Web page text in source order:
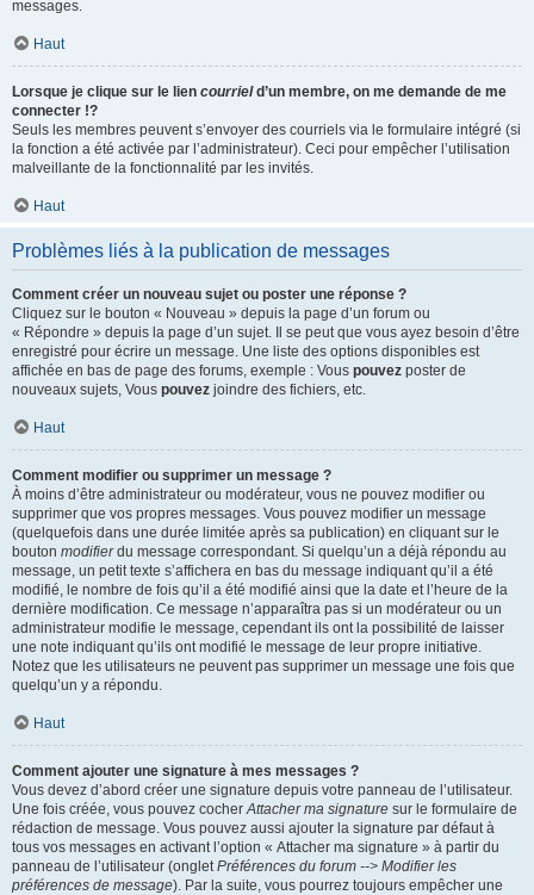
messages.
Haut
Lorsque je clique sur le lien courrield’un membre, on me demande de me
connecter !?
Seuls les membres peuvent s’envoyer des courriels via le formulaire intégré (si
la fonction a été activée par l’administrateur). Ceci pour empêcher l’utilisation
malveillante de la fonctionnalité par les invités.
Haut
Problèmes liés à la publication de messages
Comment créer un nouveau sujet ou poster une réponse ?
Cliquez sur le bouton « Nouveau » depuis la page d’un forum ou
« Répondre » depuis la page d’un sujet. Il se peut que vous ayez besoin d’être
enregistré pour écrire un message. Une liste des options disponibles est
affichée en bas de page des forums, exemple : Vous pouvez poster de
nouveaux sujets, Vous pouvez joindre des fichiers, etc.
Haut
Comment modifier ou supprimer un message ?
À moins d’être administrateur ou modérateur, vous ne pouvez modifier ou
supprimer que vos propres messages. Vous pouvez modifier un message
(quelquefois dans une durée limitée après sa publication) en cliquant sur le
bouton modifierdu message correspondant. Si quelqu’un a déjà répondu au
message, un petit texte s’affichera en bas du message indiquant qu’il a été
modifié, le nombre de fois qu’il a été modifié ainsi que la date et l’heure de la
dernière modification. Ce message n’apparaîtra pas si un modérateur ou un
administrateur modifie le message, cependant ils ont la possibilité de laisser
une note indiquant qu’ils ont modifié le message de leur propre initiative.
Notez que les utilisateurs ne peuvent pas supprimer un message une fois que
quelqu’un y a répondu.
Haut
Comment ajouter une signature à mes messages ?
Vous devez d’abord créer une signature depuis votre panneau de l’utilisateur.
Une fois créée, vous pouvez cocherAttacher ma signature sur le formulaire de
rédaction de message. Vous pouvez aussi ajouter la signature par défaut à
tous vos messages en activant l’option « Attacher ma signature » à partir du
panneau de l’utilisateur (ongletPréférences du forum --> Modifier les
préférences de message). Par la suite, vous pourrez toujours empêcher une